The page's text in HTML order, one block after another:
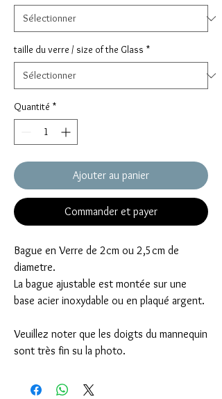
taille du verre / size of the Glass *
Quantité *
Ajouter au panier
Commander et payer
Bague en Verre de 2cm ou 2,5cm de
diametre.
La bague ajustable est montée sur une
base acier inoxydable ou en plaqué argent.
Veuillez noter que les doigts du mannequin
sont très fin su la photo.